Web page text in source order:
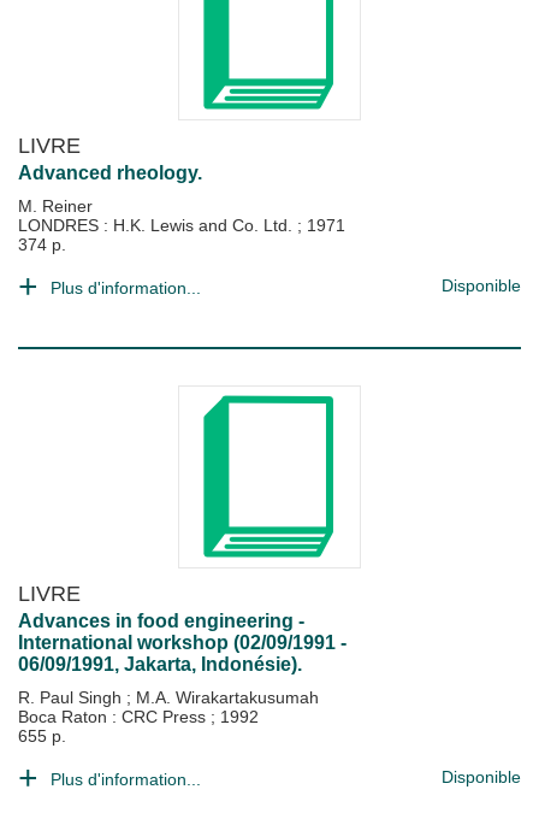
LIVRE
Advanced rheology.
M. Reiner
LONDRES : H.K. Lewis and Co. Ltd. ; 1971
374 p.
Plus d'information... Disponible
LIVRE
Advances in food engineering -
International workshop (02/09/1991 -
06/09/1991, Jakarta, Indonésie).
R. Paul Singh ; M.A. Wirakartakusumah
Boca Raton : CRC Press ; 1992
655 p.
Plus d'information... Disponible